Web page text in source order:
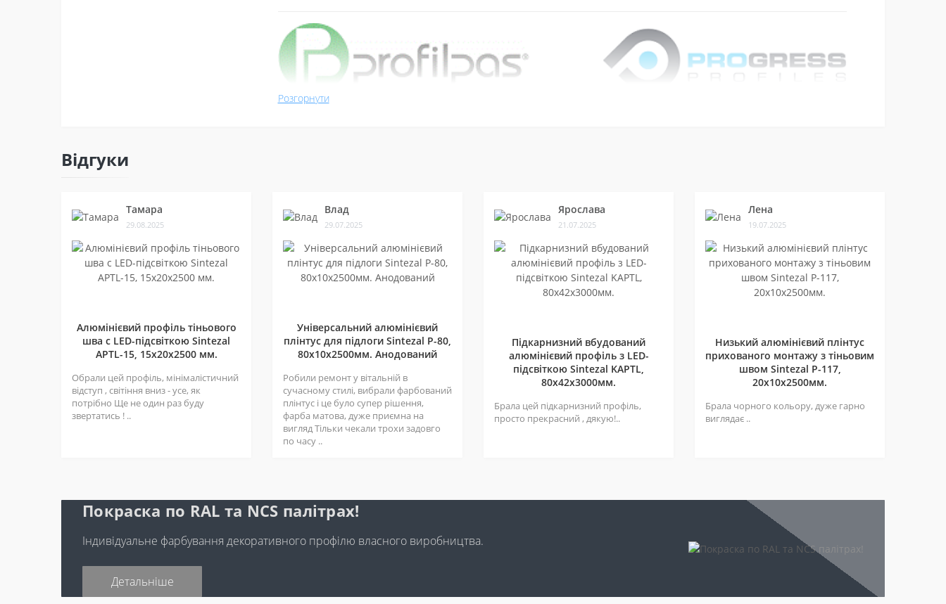
Розгорнути
Відгуки
Тамара
29.08.2025
Алюмінієвий профіль тіньового
шва c LED-підсвіткою Sintezal
APTL-15, 15х20х2500 мм.
Обрали цей профіль, мінімалістичний
відступ , світіння вниз - усе, як
потрібно Ще не один раз буду
звертатись ! ..
Влад
29.07.2025
Універсальний алюмінієвий
плінтус для підлоги Sintezal P-80,
80х10х2500мм. Анодований
Робили ремонт у вітальній в
сучасному стилі, вибрали фарбований
плінтус і це було супер рішення,
фарба матова, дуже приємна на
вигляд Тільки чекали трохи задовго
по часу ..
Ярослава
21.07.2025
Підкарнизний вбудований
алюмінієвий профіль з LED-
підсвіткою Sintezal KAPTL,
80х42x3000мм.
Брала цей підкарнизний профіль,
просто прекрасний , дякую!..
Лена
19.07.2025
Низький алюмінієвий плінтус
прихованого монтажу з тіньовим
швом Sintezal P-117,
20х10х2500мм.
Брала чорного кольору, дуже гарно
виглядає ..
Покраска по RAL та NCS палітрах!
Індивідуальне фарбування декоративного профілю власного виробництва.
Детальніше